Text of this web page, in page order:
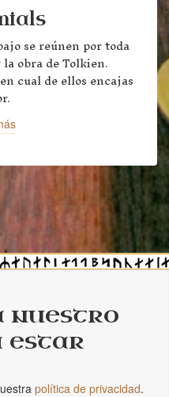
se reúnen por toda
obra de Tolkien.
cual de ellos encajas
nuestro
estar
política de privacidad.